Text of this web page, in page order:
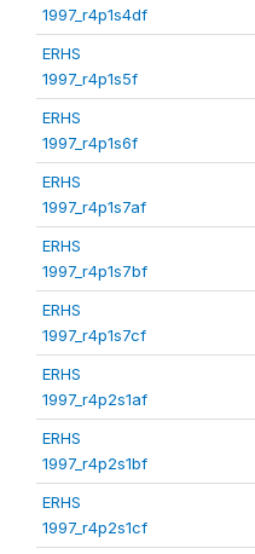
1997_r4p1s4df
ERHS
1997_r4p1s5f
ERHS
1997_r4p1s6f
ERHS
1997_r4p1s7af
ERHS
1997_r4p1s7bf
ERHS
1997_r4p1s7cf
ERHS
1997_r4p2s1af
ERHS
1997_r4p2s1bf
ERHS
1997_r4p2s1cf